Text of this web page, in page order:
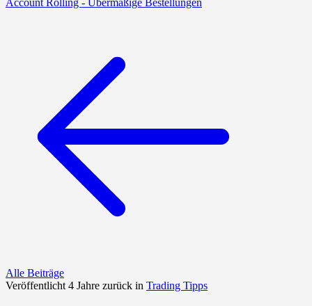
Account Rolling - Übermäßige Bestellungen
Alle Beiträge
Veröffentlicht 4 Jahre zurück in Trading Tipps